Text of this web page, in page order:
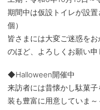
期間中は仮設トイレが設
個）
皆さまには大変ご迷惑を
のほど、よろしくお願い申
◆Halloween開催中
来訪者には昔懐かし駄菓
装も豊富に用意していま～